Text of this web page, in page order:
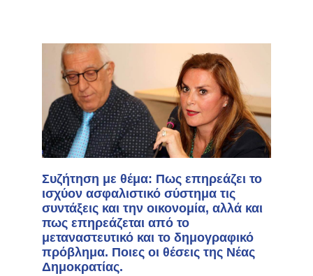
Συζήτηση με θέμα: Πως επηρεάζει το
ισχύον ασφαλιστικό σύστημα τις
συντάξεις και την οικονομία, αλλά και
πως επηρεάζεται από το
μεταναστευτικό και το δημογραφικό
πρόβλημα. Ποιες οι θέσεις της Νέας
Δημοκρατίας.